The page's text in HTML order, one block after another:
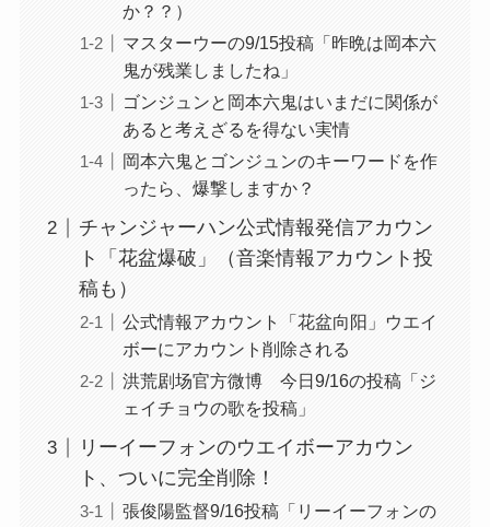
か？？）
マスターウーの9/15投稿「昨晩は岡本六
鬼が残業しましたね」
ゴンジュンと岡本六鬼はいまだに関係が
あると考えざるを得ない実情
岡本六鬼とゴンジュンのキーワードを作
ったら、爆撃しますか？
チャンジャーハン公式情報発信アカウン
ト「花盆爆破」（音楽情報アカウント投
稿も）
公式情報アカウント「花盆向阳」ウエイ
ボーにアカウント削除される
洪荒剧场官方微博 今日9/16の投稿「ジ
ェイチョウの歌を投稿」
リーイーフォンのウエイボーアカウン
ト、ついに完全削除！
張俊陽監督9/16投稿「リーイーフォンの